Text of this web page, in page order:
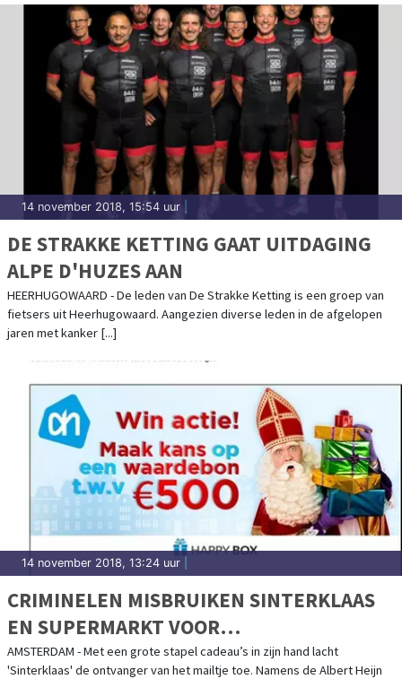
14 november 2018, 15:54 uur
DE STRAKKE KETTING GAAT UITDAGING
ALPE D'HUZES AAN
HEERHUGOWAARD - De leden van De Strakke Ketting is een groep van
fietsers uit Heerhugowaard. Aangezien diverse leden in de afgelopen
jaren met kanker [...]
14 november 2018, 13:24 uur
CRIMINELEN MISBRUIKEN SINTERKLAAS
EN SUPERMARKT VOOR
OPLICHTINGSTRUC
AMSTERDAM - Met een grote stapel cadeau’s in zijn hand lacht
'Sinterklaas' de ontvanger van het mailtje toe. Namens de Albert Heijn